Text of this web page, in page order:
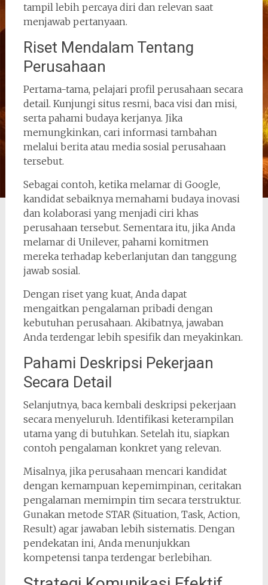
tampil lebih percaya diri dan relevan saat
menjawab pertanyaan.
Riset Mendalam Tentang
Perusahaan
Pertama-tama, pelajari profil perusahaan secara
detail. Kunjungi situs resmi, baca visi dan misi,
serta pahami budaya kerjanya. Jika
memungkinkan, cari informasi tambahan
melalui berita atau media sosial perusahaan
tersebut.
Sebagai contoh, ketika melamar di Google,
kandidat sebaiknya memahami budaya inovasi
dan kolaborasi yang menjadi ciri khas
perusahaan tersebut. Sementara itu, jika Anda
melamar di Unilever, pahami komitmen
mereka terhadap keberlanjutan dan tanggung
jawab sosial.
Dengan riset yang kuat, Anda dapat
mengaitkan pengalaman pribadi dengan
kebutuhan perusahaan. Akibatnya, jawaban
Anda terdengar lebih spesifik dan meyakinkan.
Pahami Deskripsi Pekerjaan
Secara Detail
Selanjutnya, baca kembali deskripsi pekerjaan
secara menyeluruh. Identifikasi keterampilan
utama yang di butuhkan. Setelah itu, siapkan
contoh pengalaman konkret yang relevan.
Misalnya, jika perusahaan mencari kandidat
dengan kemampuan kepemimpinan, ceritakan
pengalaman memimpin tim secara terstruktur.
Gunakan metode STAR (Situation, Task, Action,
Result) agar jawaban lebih sistematis. Dengan
pendekatan ini, Anda menunjukkan
kompetensi tanpa terdengar berlebihan.